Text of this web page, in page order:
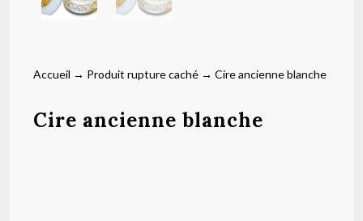
Accueil → Produit rupture caché → Cire ancienne blanche
Cire ancienne blanche